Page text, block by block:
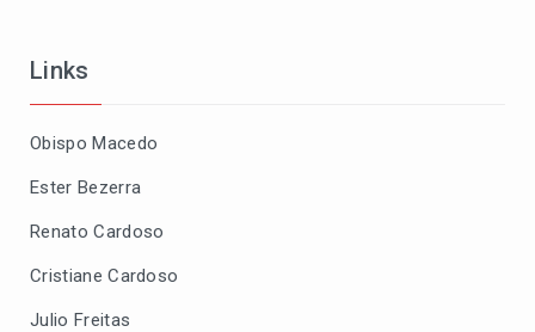
Links
Obispo Macedo
Ester Bezerra
Renato Cardoso
Cristiane Cardoso
Julio Freitas